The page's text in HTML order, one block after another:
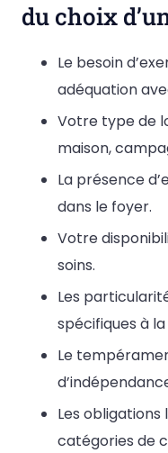
du choix
Le besoin
adéquation
Votre type de
maison,
La présence
dans le foyer.
Votre
soins.
Les
spécifiques à
Le
Les
catégories de